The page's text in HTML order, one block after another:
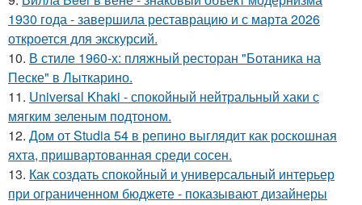
1930 года - завершила реставрацию и с марта 2026
откроется для экскурсий.
10. В стиле 1960-х: пляжный ресторан "Ботаника на
Песке" в Лыткарино.
11. Universal Khaki - спокойный нейтральный хаки с
мягким зеленым подтоном.
12. Дом от Studia 54 в репино выглядит как роскошная
яхта, пришвартованная среди сосен.
13. Как создать спокойный и универсальный интерьер
при ограниченном бюджете - показывают дизайнеры